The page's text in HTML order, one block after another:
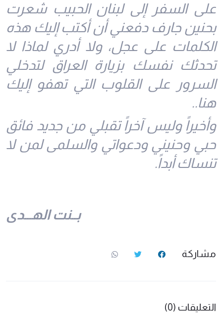
على السفر إلى لبنان الحبيب شعرت
بحنين جارف دفعني أن أكتب إليك هذه
الكلمات على عجل، ولا أدري لماذا لا
تحدثك نفسك بزيارة العراق لتدخلي
السرور على القلوب التي تهفو إليك
هنا..
وأخيراً وليس آخراً تقبلي من جديد فائق
حبي وحنيني ودعواتي والسلمى لمن لا
تنساك أبداً.
بــنت الهـــدى
مشاركة
التعليقات (0)